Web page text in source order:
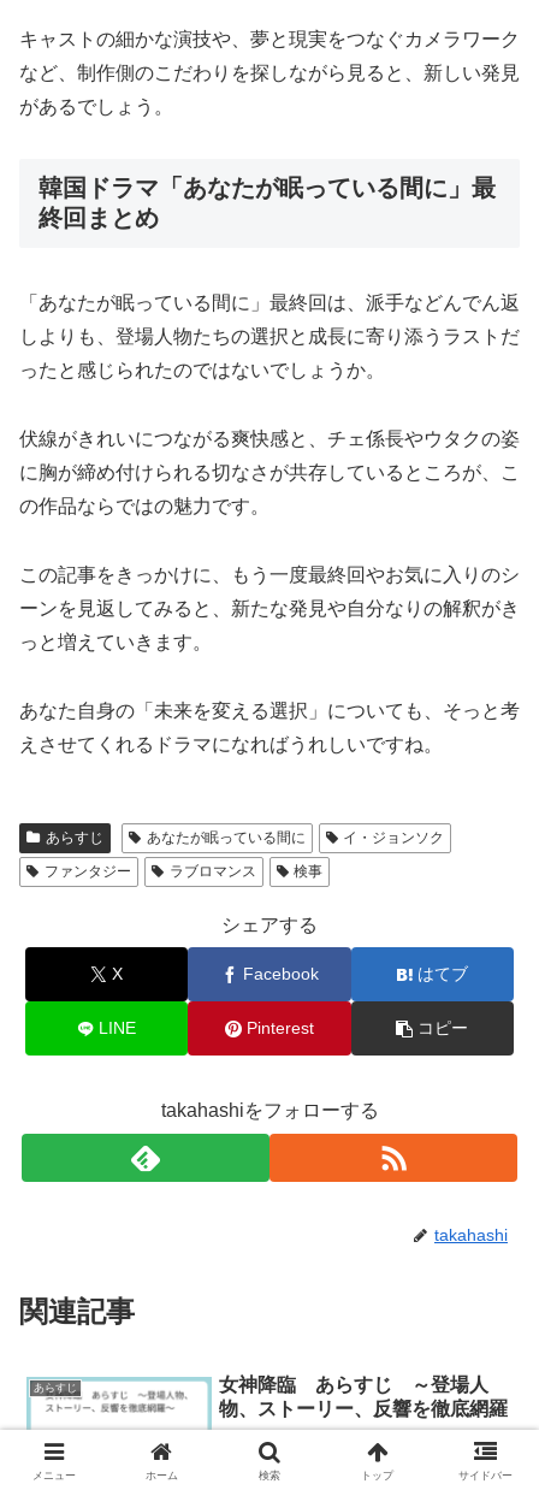
キャストの細かな演技や、夢と現実をつなぐカメラワーク
など、制作側のこだわりを探しながら見ると、新しい発見
があるでしょう。
韓国ドラマ「あなたが眠っている間に」最
終回まとめ
「あなたが眠っている間に」最終回は、派手などんでん返
しよりも、登場人物たちの選択と成長に寄り添うラストだ
ったと感じられたのではないでしょうか。
伏線がきれいにつながる爽快感と、チェ係長やウタクの姿
に胸が締め付けられる切なさが共存しているところが、こ
の作品ならではの魅力です。
この記事をきっかけに、もう一度最終回やお気に入りのシ
ーンを見返してみると、新たな発見や自分なりの解釈がき
っと増えていきます。
あなた自身の「未来を変える選択」についても、そっと考
えさせてくれるドラマになればうれしいですね。
あらすじ あなたが眠っている間に
イ・ジョンソク
ファンタジー
ラブロマンス 検事
シェアする
X Facebook はてブ
LINE Pinterest コピー
takahashiをフォローする
takahashi
関連記事
あらすじ
女神降臨 あらすじ ～登場人
物、ストーリー、反響を徹底網羅
～
『女神降臨』は、日韓で大反響の恋愛ド
ラマ！今回は、「女神降臨」のあらすじ
メニュー ホーム 検索 トップ サイドバー